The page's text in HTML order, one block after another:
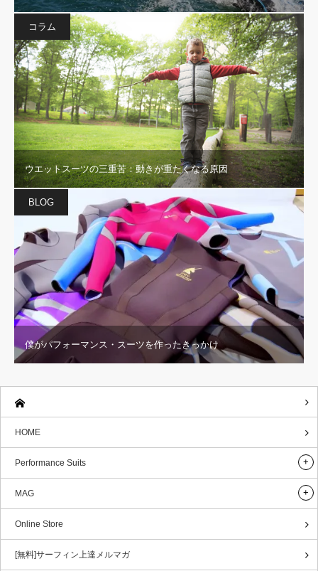
コラム
ウエットスーツの三重苦：動きが重たくなる原因
BLOG
僕がパフォーマンス・スーツを作ったきっかけ
HOME
Performance Suits
MAG
Online Store
[無料]サーフィン上達メルマガ